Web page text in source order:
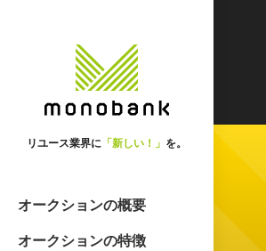
リユース業界に 「新しい！」 を。
オークションの概要
オークションの特徴